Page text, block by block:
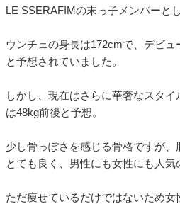
LE SSERAFIMの末っ子メンバーと
ウンチェの身長は172cmで、デビ
と予想されていました。
しかし、現在はさらに華奢なスタ
は48kg前後と予想。
少し骨っぽさを感じる骨格ですが
とても良く、男性にも女性にも人気
ただ痩せているだけではないため